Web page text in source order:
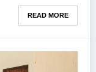
READ MORE